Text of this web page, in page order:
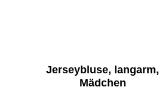
Jerseybluse, langarm,
Mädchen